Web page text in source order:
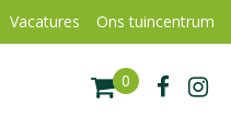
Vacatures Ons tuincentrum